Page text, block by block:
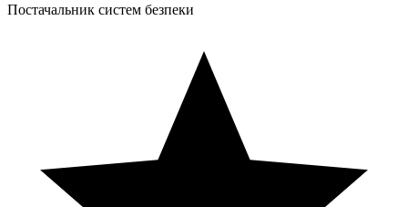
Постачальник систем безпеки